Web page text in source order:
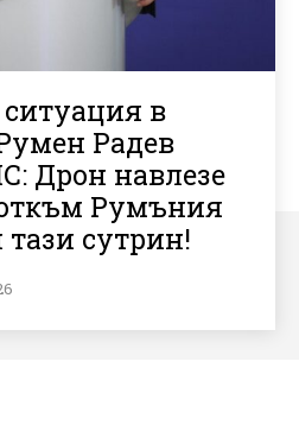
в
Радев
Дрон навлезе
Румъния
тази сутрин!